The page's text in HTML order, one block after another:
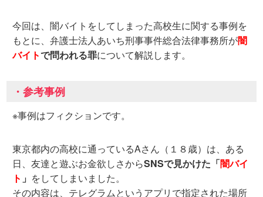
今回は、闇バイトをしてしまった高校生に関する事例を
もとに、弁護士法人あいち刑事事件総合法律事務所が闇
バイトで問われる罪について解説します。
・参考事例
※事例はフィクションです。
東京都内の高校に通っているAさん（１８歳）は、ある
日、友達と遊ぶお金欲しさからSNSで見かけた「闇バイ
ト 」 をしてしまいました。
その内容は、テレグラムというアプリで指定された場所